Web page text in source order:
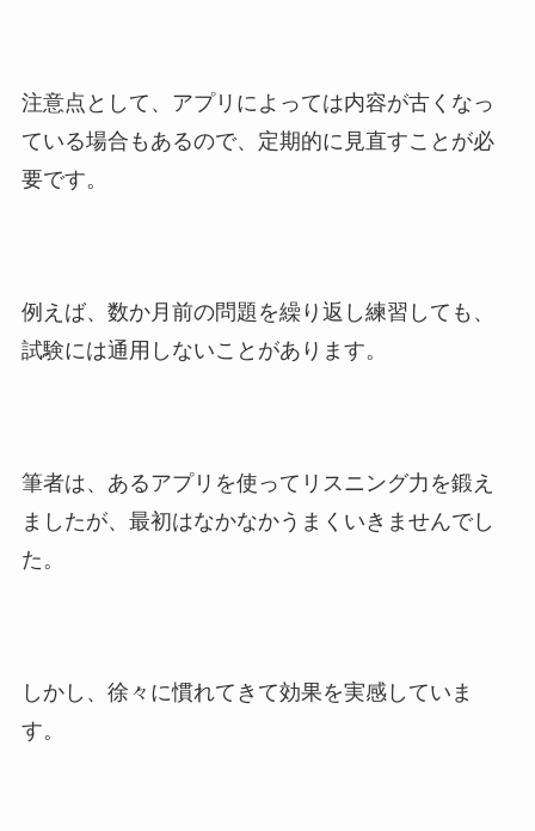
注意点として、アプリによっては内容が古くなっ
ている場合もあるので、定期的に見直すことが必
要です。
例えば、数か月前の問題を繰り返し練習しても、
試験には通用しないことがあります。
筆者は、あるアプリを使ってリスニング力を鍛え
ましたが、最初はなかなかうまくいきませんでし
た。
しかし、徐々に慣れてきて効果を実感していま
す。